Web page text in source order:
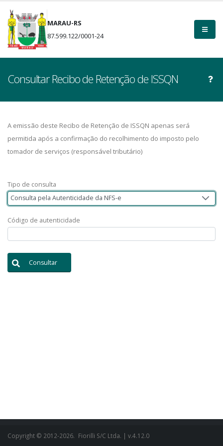
MARAU-RS
87.599.122/0001-24
Consultar Recibo de Retenção de ISSQN
A emissão deste Recibo de Retenção de ISSQN apenas será
permitida após a confirmação do recolhimento do imposto pelo
tomador de serviços (responsável tributário)
Tipo de consulta
Consulta pela Autenticidade da NFS-e
Código de autenticidade
Consultar
Copyright © 2012-2026. Fiorilli S/C Ltda. | v.4.12.0